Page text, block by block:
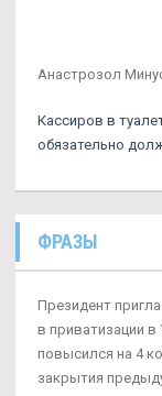
Анастрозол
Кассиров в
обязательно
ФРАЗЫ
Президент
в приватизации в
повысился на 4
закрытия